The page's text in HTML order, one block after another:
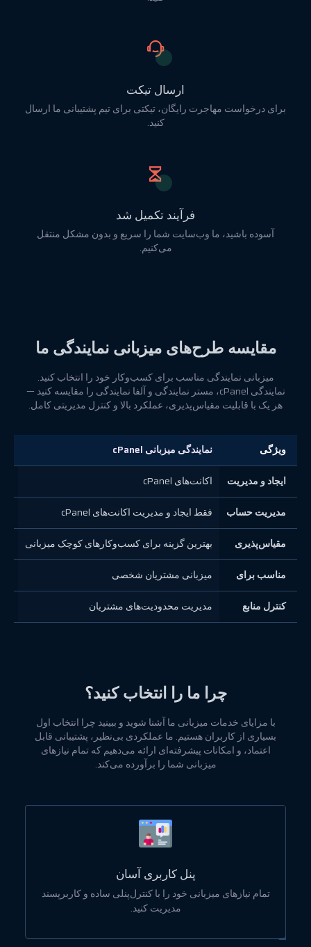
ارسال تیکت
برای درخواست مهاجرت رایگان، تیکتی برای تیم پشتیبانی ما ارسال
کنید.
فرآیند تکمیل شد
آسوده باشید، ما وب‌سایت شما را سریع و بدون مشکل منتقل
می‌کنیم.
مقایسه طرح‌های میزبانی نمایندگی ما
میزبانی نمایندگی مناسب برای کسب‌وکار خود را انتخاب کنید.
نمایندگی cPanel، مستر نمایندگی و آلفا نمایندگی را مقایسه کنید —
هر یک با قابلیت مقیاس‌پذیری، عملکرد بالا و کنترل مدیریتی کامل.
ویژگی نمایندگی میزبانی cPanel
ایجاد و مدیریت اکانت‌های cPanel
مدیریت حساب فقط ایجاد و مدیریت اکانت‌های cPanel
مقیاس‌پذیری بهترین گزینه برای کسب‌وکارهای کوچک میزبانی
مناسب برای میزبانی مشتریان شخصی
کنترل منابع مدیریت محدودیت‌های مشتریان
چرا ما را انتخاب کنید؟
با مزایای خدمات میزبانی ما آشنا شوید و ببینید چرا انتخاب اول
بسیاری از کاربران هستیم. ما عملکردی بی‌نظیر، پشتیبانی قابل
اعتماد، و امکانات پیشرفته‌ای ارائه می‌دهیم که تمام نیازهای
میزبانی شما را برآورده می‌کند.
پنل کاربری آسان
تمام نیازهای میزبانی خود را با کنترل‌پنلی ساده و کاربرپسند
مدیریت کنید.